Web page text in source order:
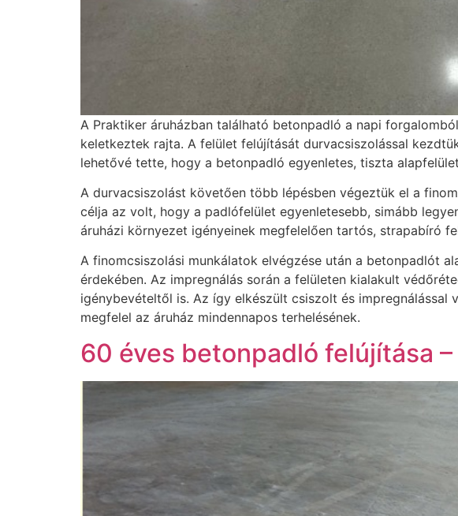
A Praktiker áruházban található betonpadló a napi
keletkeztek rajta. A felület felújítását durvacsiszolással
lehetővé tette, hogy a betonpadló egyenletes, tiszta
A durvacsiszolást követően több lépésben végeztük el a
célja az volt, hogy a padlófelület egyenletesebb, simább
áruházi környezet igényeinek megfelelően tartós, strapabíró
A finomcsiszolási munkálatok elvégzése után a betonpadlót
érdekében. Az impregnálás során a felületen kialakult
igénybevételtől is. Az így elkészült csiszolt és
megfelel az áruház mindennapos terhelésének.
60 éves betonpadló felújítása